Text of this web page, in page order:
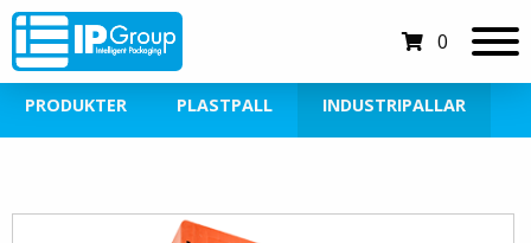
0
PRODUKTER PLASTPALL INDUSTRIPALLAR